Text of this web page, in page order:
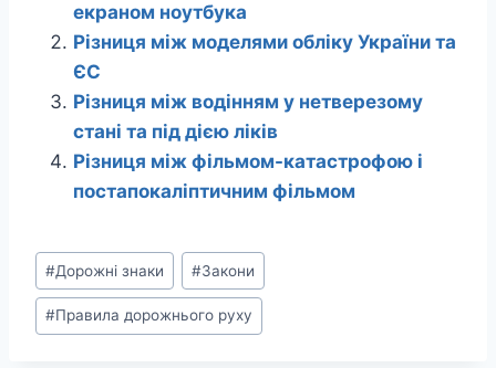
екраном ноутбука
Різниця між моделями обліку України та
ЄС
Різниця між водінням у нетверезому
стані та під дією ліків
Різниця між фільмом-катастрофою і
постапокаліптичним фільмом
Позначки
запису:
#Дорожні знаки #Закони
#Правила дорожнього руху